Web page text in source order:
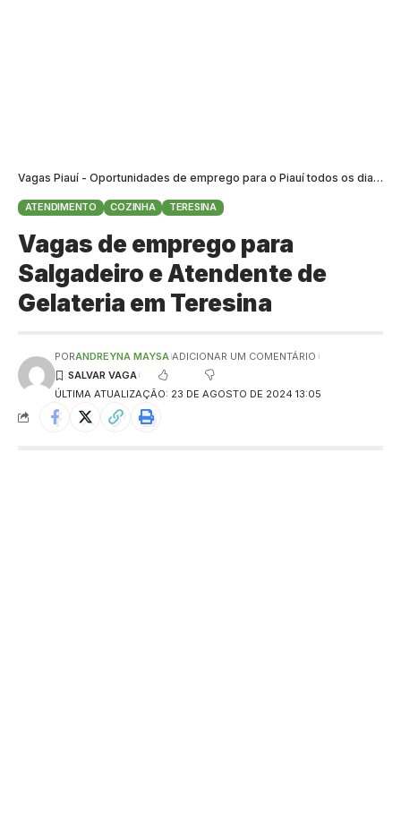
Vagas Piauí - Oportunidades de emprego para o Piauí todos os dias>
ATENDIMENTO COZINHA TERESINA
Vagas de emprego para
Salgadeiro e Atendente de
Gelateria em Teresina
ÚLTIMA ATUALIZAÇÃO: 23 DE AGOSTO DE 2024 13:05
PORANDREYNA MAYSA ADICIONAR UM COMENTÁRIO